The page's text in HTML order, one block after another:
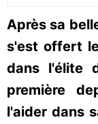
Après sa
s'est offert
dans l'élite
première
l'aider dans